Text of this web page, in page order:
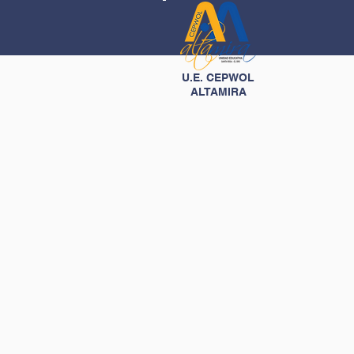
U.E. CEPWOL
ALTAMIRA